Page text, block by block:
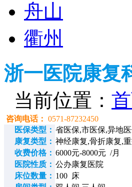
舟山
衢州
浙一医院康复
当前位置：
咨询电话： 0571-87232450
医保类型： 省医保,市医保,异地
康复类型： 神经康复,骨折康复,
收费价格： 6000元-8000元 /月
医院性质： 公办康复医院
床位数量： 100 床